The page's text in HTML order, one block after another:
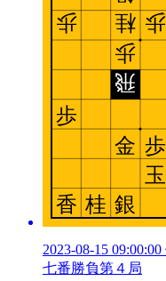
2023-08-15
七番勝負第４局